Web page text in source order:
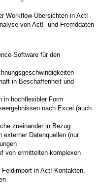
Workflow-Übersichten in Act!
von Act!- und Fremd­daten
Software für den
in Beschaffenheit und
in hochflexibler Form
nach Excel (auch
zueinander in Bezug
Daten­quellen (nur
von ermittelten komplexen
in Act!-Kontakten, -